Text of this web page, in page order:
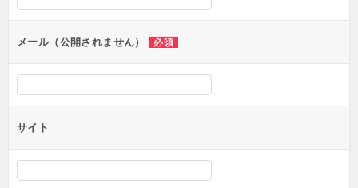
ンメール（公開されません） 必須
サイト